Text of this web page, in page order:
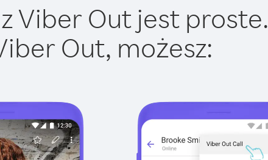
Viber Out jest proste.
Out, możesz: